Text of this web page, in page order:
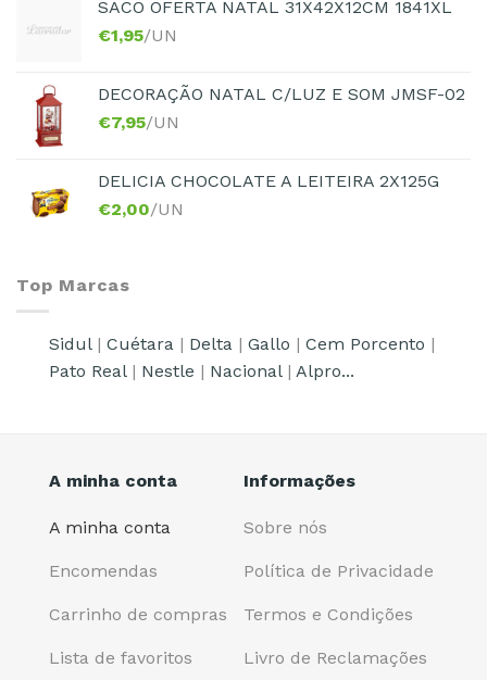
SACO OFERTA NATAL 31X42X12CM 1841XL
€1,95/UN
DECORAÇÃO NATAL C/LUZ E SOM JMSF-02
€7,95/UN
DELICIA CHOCOLATE A LEITEIRA 2X125G
€2,00/UN
Top Marcas
Sidul| Cuétara | Delta | Gallo | Cem Porcento |
Pato Real| Nestle | Nacional| Alpro...
A minha conta
A minha conta
Encomendas
Carrinho de compras
Lista de favoritos
Informações
Sobre nós
Política de Privacidade
Termos e Condições
Livro de Reclamações